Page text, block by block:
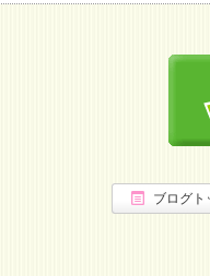
ブログト